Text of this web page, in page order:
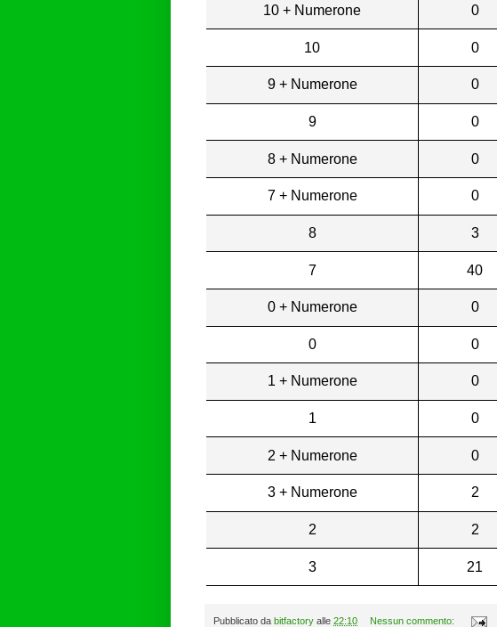
10 + Numerone 0
10 0
9 + Numerone 0
9 0
8 + Numerone 0
7 + Numerone 0
8 3
7 40
0 + Numerone 0
0 0
1 + Numerone 0
1 0
2 + Numerone 0
3 + Numerone 2
2 2
3 21
Pubblicato da bitfactory alle 22:10 Nessun commento: